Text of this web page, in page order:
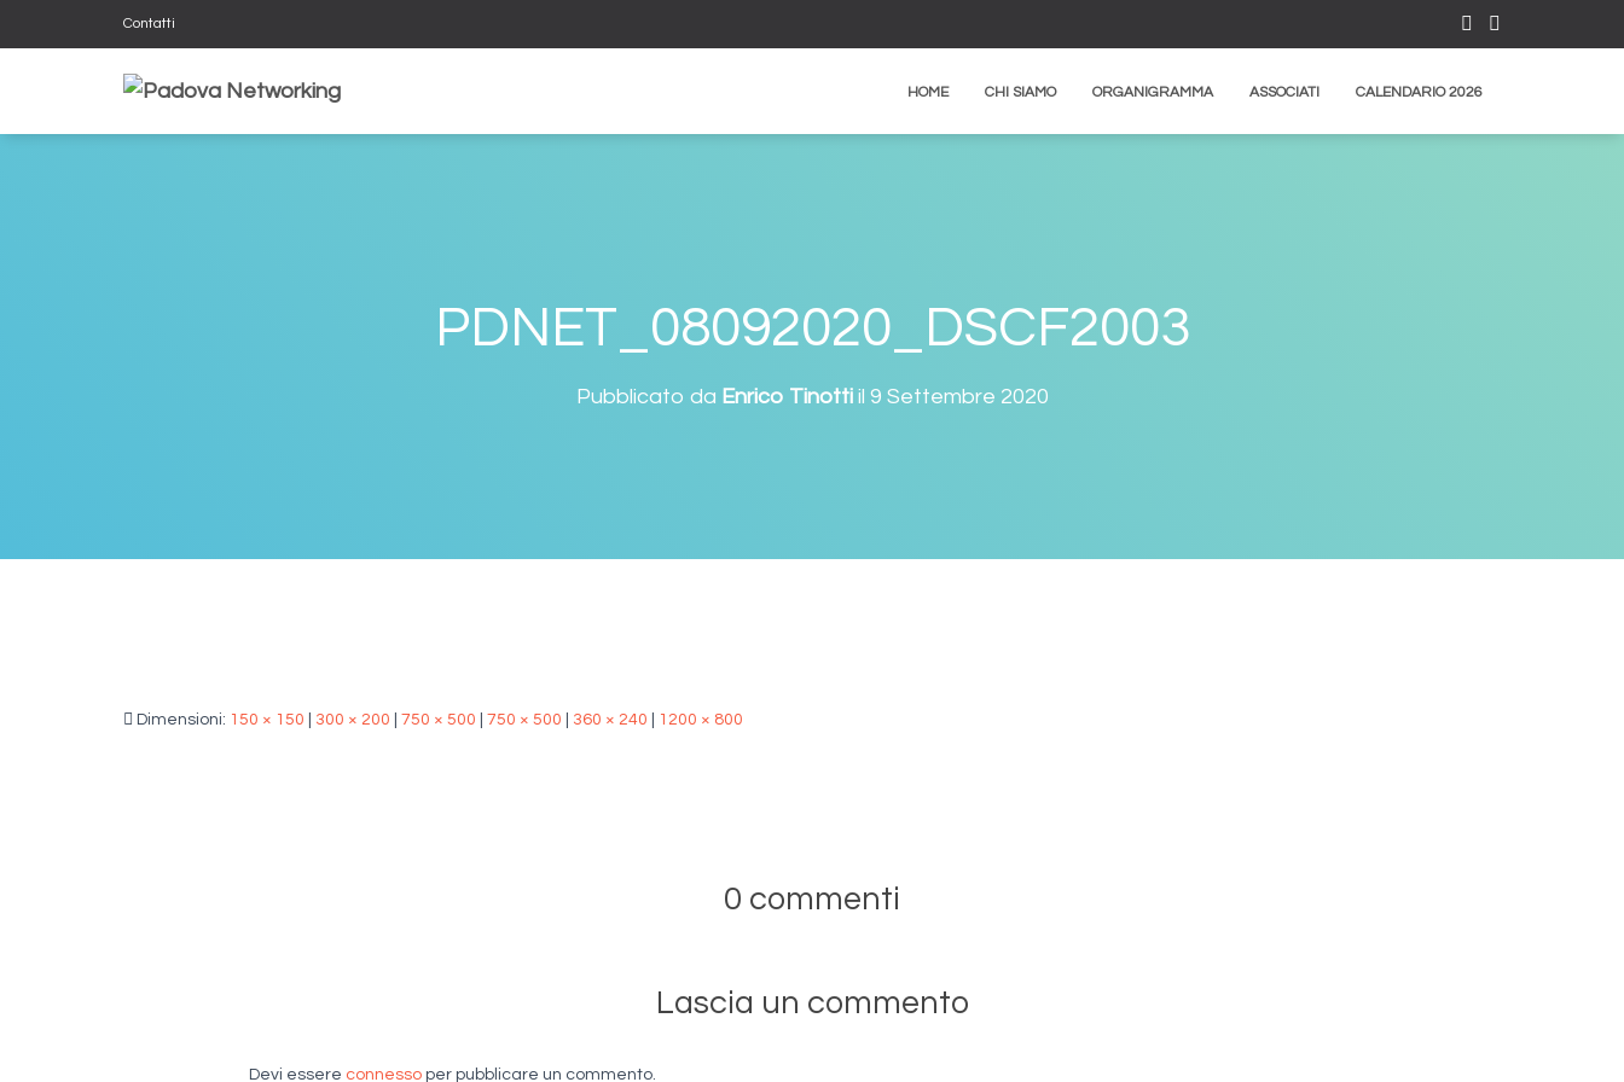
Contatti
HOME CHI SIAMO ORGANIGRAMMA ASSOCIATI CALENDARIO 2026
PDNET_08092020_DSCF2003
Pubblicato da Enrico Tinottiil 9 Settembre 2020
Dimensioni: 150 × 150 300 × 200 750 × 500 750 × 500 360 × 240 1200 × 800
0 commenti
Lascia un commento
Devi essere connesso per pubblicare un commento.